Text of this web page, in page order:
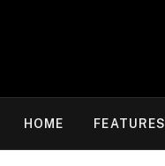
HOME FEATURES